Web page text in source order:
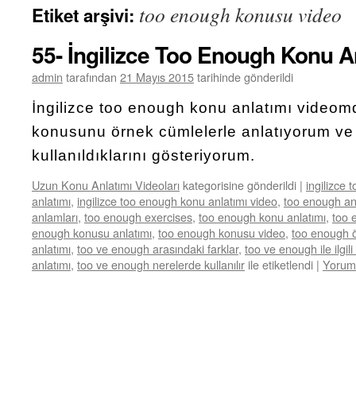
Etiket arşivi: too enough konusu video
55- İngilizce Too Enough Konu
admin tarafından 21 Mayıs 2015tarihinde gönderildi
İngilizce too enough konu anlatımı
konusunu örnek cümlelerle anlatıyorum
kullanıldıklarını gösteriyorum.
Uzun Konu Anlatımı Videoları kategorisine gönderildi | ingilizce
anlatımı, ingilizce too enough konu anlatımı video, too enough
anlamları, too enough exercises, too enough konu anlatımı, too
enough konusu anlatımı, too enough konusu video, too enough
anlatımı, too ve enough arasındaki farklar, too ve enough ile
anlatımı, too ve enough nerelerde kullanılır ile etiketlendi |